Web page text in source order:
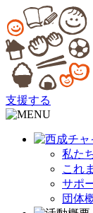
支援する
私た
これ
サポ
団体